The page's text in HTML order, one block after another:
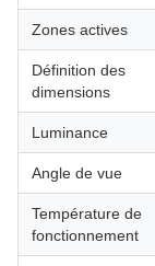
Zones actives
Définition des
dimensions
Luminance
Angle de vue
Température de
fonctionnement